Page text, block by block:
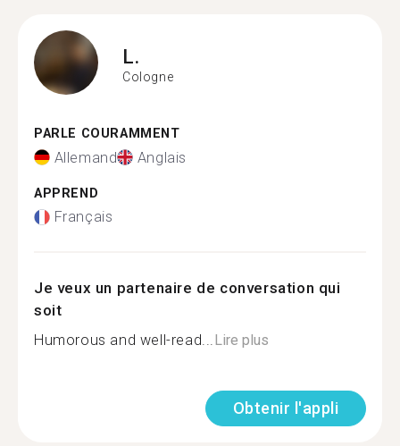
L.
Cologne
PARLE COURAMMENT
Allemand Anglais
APPREND
Français
Je veux un partenaire de conversation qui
soit
Humorous and well-read...Lire plus
Obtenir l'appli